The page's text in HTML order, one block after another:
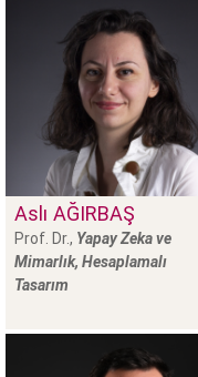
Aslı AĞIRBAŞ
Prof. Dr., Yapay Zeka ve
Mimarlık, Hesaplamalı
Tasarım